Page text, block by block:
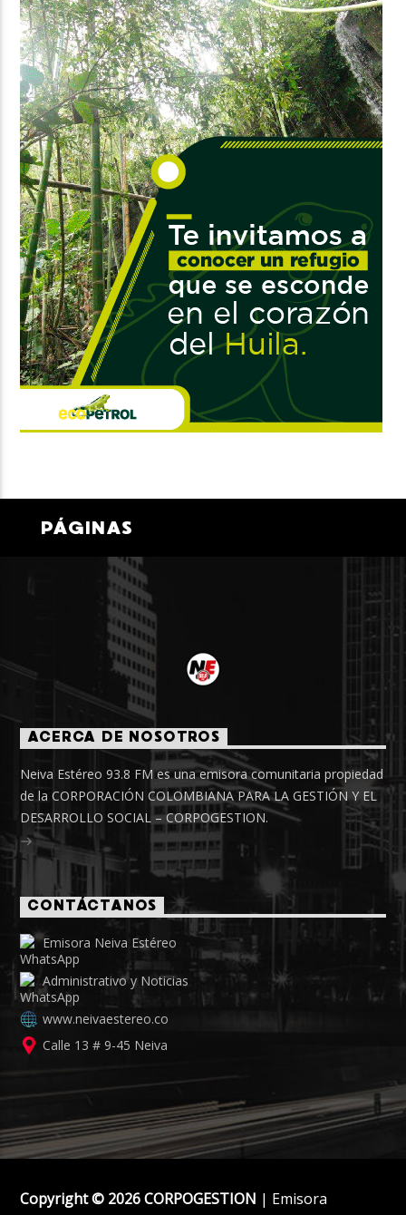
PÁGINAS
ACERCA DE NOSOTROS
Neiva Estéreo 93.8 FM es una emisora comunitaria propiedad
de la CORPORACIÓN COLOMBIANA PARA LA GESTIÓN Y EL
DESARROLLO SOCIAL – CORPOGESTION.
CONTÁCTANOS
Emisora Neiva Estéreo
Administrativo y Noticias
www.neivaestereo.co
Calle 13 # 9-45 Neiva
Copyright © 2026 CORPOGESTION | Emisora